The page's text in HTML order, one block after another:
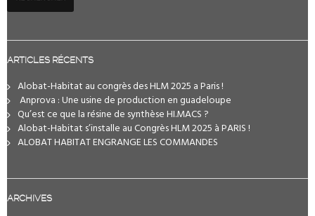
ARTICLES RÉCENTS
Alobat-Habitat au congrès des HLM 2025 a Paris !
️ Anprova : Une usine de production en guadeloupe
Qu’est ce que la résine de synthèse HI.MACS ?
Alobat-Habitat s’installe au Congrès HLM 2025 à PARIS !
ALOBAT HABITAT ENGRANGE LES COMMANDES
ARCHIVES